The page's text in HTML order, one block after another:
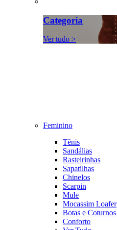
Categoria
Ver tudo >
Feminino
Tênis
Sandálias
Rasteirinhas
Sapatilhas
Chinelos
Scarpin
Mule
Mocassim Loafer
Botas e Coturnos
Conforto